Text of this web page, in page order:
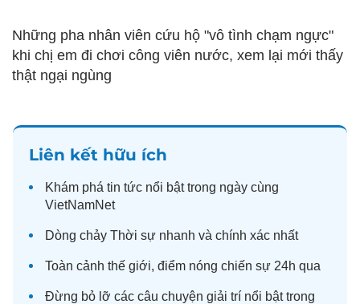
Những pha nhân viên cứu hộ "vô tình chạm ngực"
khi chị em đi chơi công viên nước, xem lại mới thấy
thật ngại ngùng
Liên kết hữu ích
Khám phá tin tức nổi bật trong ngày cùng
VietNamNet
Dòng chảy Thời sự nhanh và chính xác nhất
Toàn cảnh thế giới, điểm nóng chiến sự 24h qua
Đừng bỏ lỡ các câu chuyện giải trí nổi bật trong